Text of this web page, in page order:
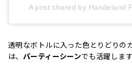
A post shared by Handeland
透明なボトルに入った色とりどりの
は、 パーティーシーンでも活躍します